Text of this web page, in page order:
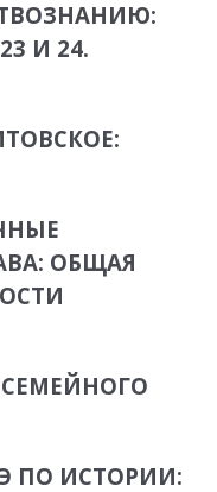
И 24.
ОБЩАЯ
ПО ИСТОРИИ: